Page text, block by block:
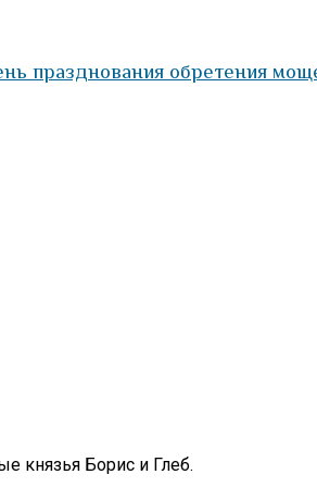
празднования обретения
князья Борис и Глеб.